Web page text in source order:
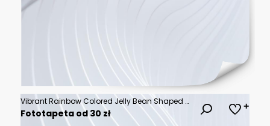
Vibrant Rainbow Colored Jelly Bean Shaped Graphic Element with Dynamic Movement Lines
Fototapeta od 30 zł